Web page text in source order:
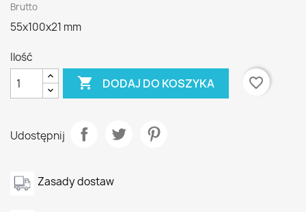
Brutto
55x100x21 mm
Ilość
 DODAJ DO KOSZYKA favorite_border
Udostępnij
Zasady dostaw